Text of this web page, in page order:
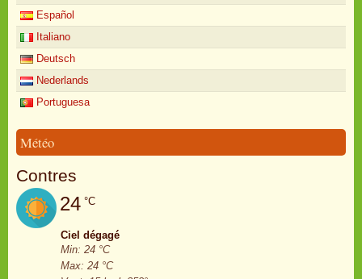
Español
Italiano
Deutsch
Nederlands
Portuguesa
Météo
Contres
24 °C
Ciel dégagé
Min: 24 °C
Max: 24 °C